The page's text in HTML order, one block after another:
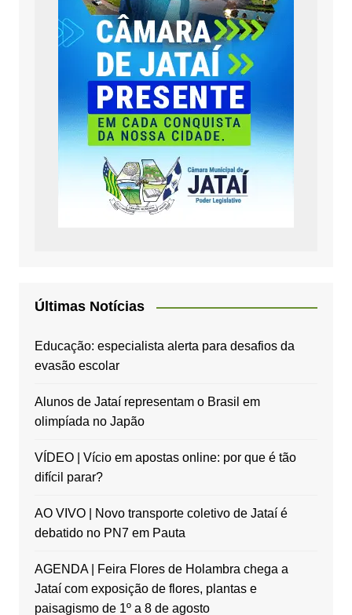
Últimas Notícias
Educação: especialista alerta para desafios da
evasão escolar
Alunos de Jataí representam o Brasil em
olimpíada no Japão
VÍDEO | Vício em apostas online: por que é tão
difícil parar?
AO VIVO | Novo transporte coletivo de Jataí é
debatido no PN7 em Pauta
AGENDA | Feira Flores de Holambra chega a
Jataí com exposição de flores, plantas e
paisagismo de 1º a 8 de agosto